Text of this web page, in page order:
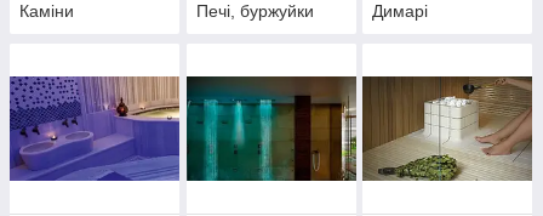
Каміни Печі, буржуйки Димарі